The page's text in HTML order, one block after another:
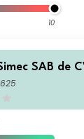
10
SAB de